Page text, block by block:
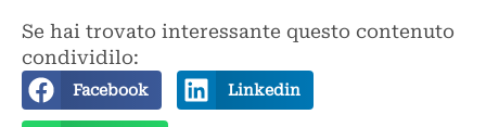
Se hai trovato interessante questo contenuto
condividilo:
Facebook Linkedin